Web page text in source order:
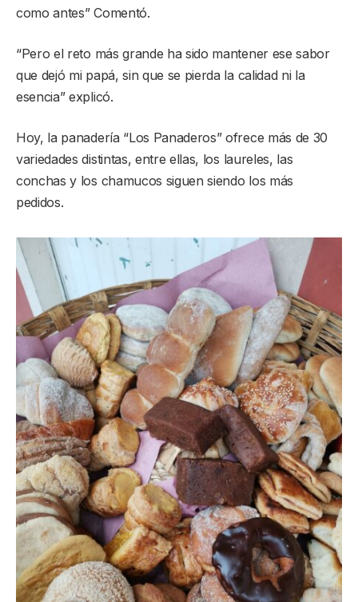
como antes” Comentó.
“Pero el reto más grande ha sido mantener ese sabor
que dejó mi papá, sin que se pierda la calidad ni la
esencia” explicó.
Hoy, la panadería “Los Panaderos” ofrece más de 30
variedades distintas, entre ellas, los laureles, las
conchas y los chamucos siguen siendo los más
pedidos.